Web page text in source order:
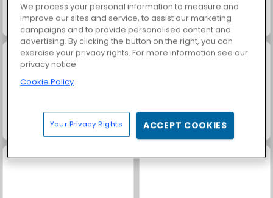
Thread Match
Bob die Schnecke Solitär FRVR
We process your personal information to measure and
improve our sites and service, to assist our marketing
campaigns and to provide personalised content and
advertising. By clicking the button on the right, you can
exercise your privacy rights. For more information see our
privacy notice
Cookie Policy
Your Privacy Rights ACCEPT COOKIES